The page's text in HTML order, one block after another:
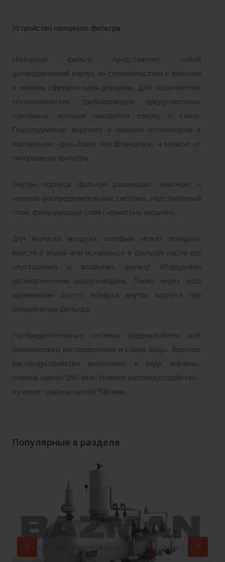
Устройство напорного фильтра
Напорный фильтр представляет собой
цилиндрический корпус из стеклопластика с верхним
и нижним сферическими днищами. Для подключения
технологических трубопроводов предусмотрены
горловины, которые находятся сверху и снизу.
Подсоединение верхнего и нижнего коллекторов к
горловинам – резьбовое или фланцевое, и зависит от
типоразмера фильтра.
Внутрь корпуса фильтра размещают верхнюю и
нижнюю распределительные системы, подстилочный
слой, фильтрующий слой (зернистые засыпки).
Для выпуска воздуха, который может попадать
вместе с водой или оставаться в фильтре после его
опустошения и вскрытия, фильтр оборудован
автоматическим воздуховодом. Также через него
организован доступ воздуха внутрь корпуса при
опорожнении фильтра.
Распределительные системы предназначены для
равномерного распределения и сбора воды. Верхнее
распредустройство выполнено в виде корзины,
ширина щелей 250 мкм. Нижнее распредустройство -
лучевое, ширина щелей 500 мкм.
Популярные в разделе